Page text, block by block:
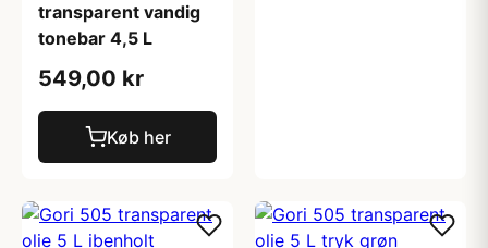
transparent vandig
tonebar 4,5 L
549,00 kr
Køb her